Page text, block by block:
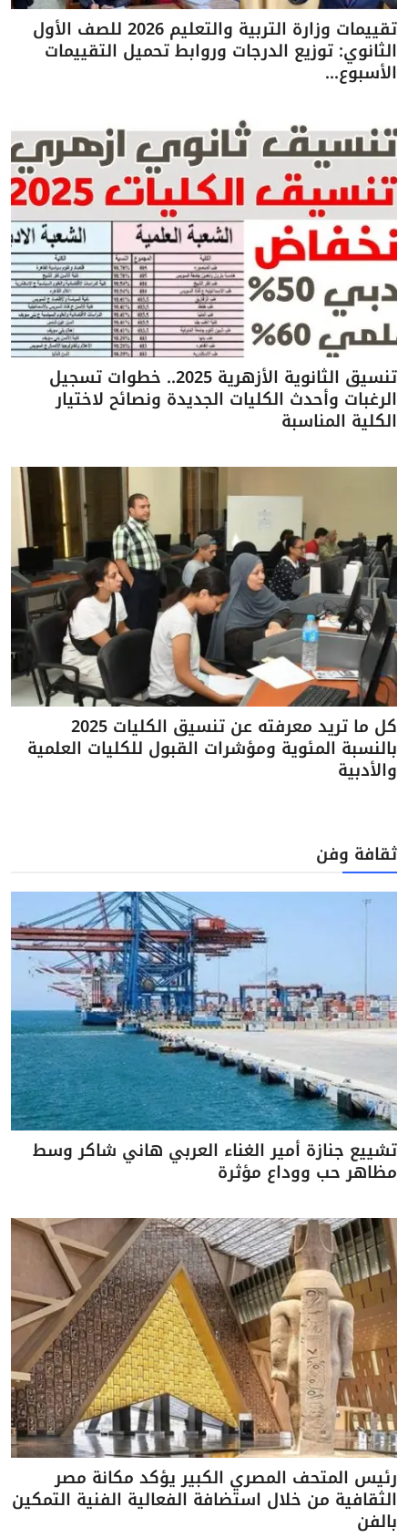
تقييمات وزارة التربية والتعليم 2026 للصف الأول
الثانوي: توزيع الدرجات وروابط تحميل التقييمات
الأسبوع...
تنسيق الثانوية الأزهرية 2025.. خطوات تسجيل
الرغبات وأحدث الكليات الجديدة ونصائح لاختيار
الكلية المناسبة
كل ما تريد معرفته عن تنسيق الكليات 2025
بالنسبة المئوية ومؤشرات القبول للكليات العلمية
والأدبية
ثقافة وفن
تشييع جنازة أمير الغناء العربي هاني شاكر وسط
مظاهر حب ووداع مؤثرة
رئيس المتحف المصري الكبير يؤكد مكانة مصر
الثقافية من خلال استضافة الفعالية الفنية التمكين
بالفن